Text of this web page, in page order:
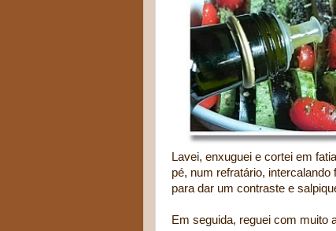
Lavei, enxuguei e cortei em
pé, num refratário,
para dar um contraste e
Em seguida, reguei com muito